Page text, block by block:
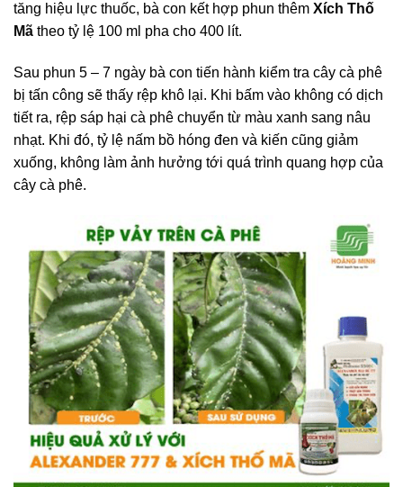
tăng hiệu lực thuốc, bà con kết hợp phun thêm Xích Thố
Mã theo tỷ lệ 100 ml pha cho 400 lít.
Sau phun 5 – 7 ngày bà con tiến hành kiểm tra cây cà phê
bị tấn công sẽ thấy rệp khô lại. Khi bấm vào không có dịch
tiết ra, rệp sáp hại cà phê chuyển từ màu xanh sang nâu
nhạt. Khi đó, tỷ lệ nấm bồ hóng đen và kiến cũng giảm
xuống, không làm ảnh hưởng tới quá trình quang hợp của
cây cà phê.